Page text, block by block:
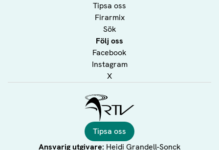
Tipsa oss
Firarmix
Sök
Följ oss
Facebook
Instagram
X
Tipsa oss
Ansvarig utgivare: Heidi Grandell-Sonck